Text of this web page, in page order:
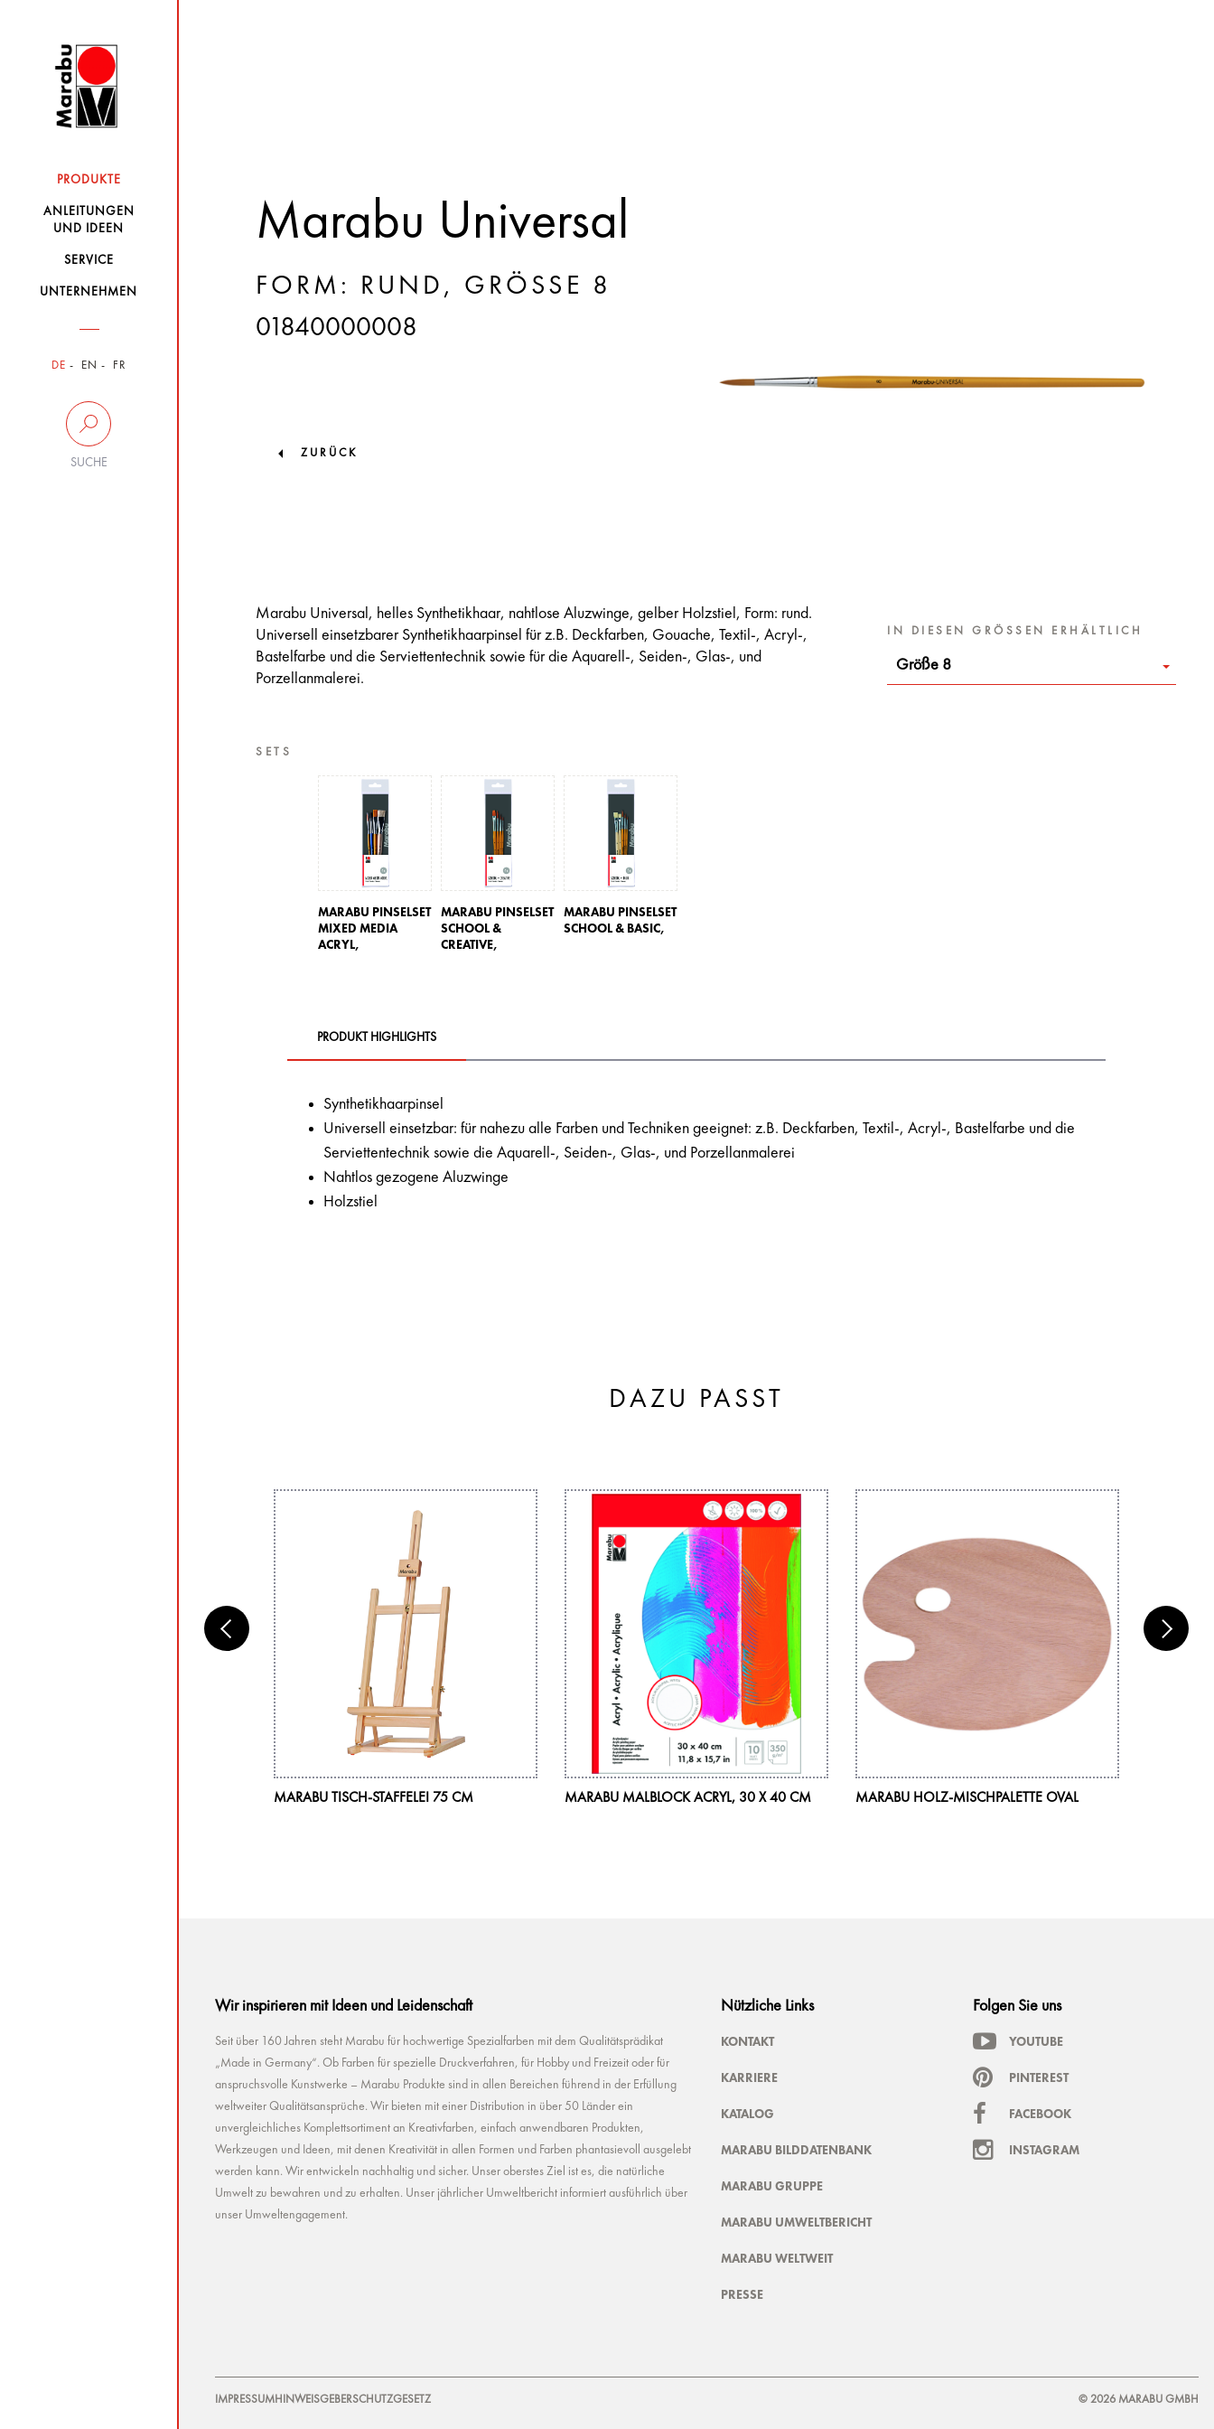
PRODUKTE
ANLEITUNGEN
UND IDEEN
SERVICE
UNTERNEHMEN
DE EN FR
SUCHE
Marabu Universal
FORM: RUND, GRÖSSE 8
01840000008
ZURÜCK
Marabu Universal, helles Synthetikhaar, nahtlose Aluzwinge, gelber Holzstiel, Form: rund.
Universell einsetzbarer Synthetikhaarpinsel für z.B. Deckfarben, Gouache, Textil-, Acryl-,
Bastelfarbe und die Serviettentechnik sowie für die Aquarell-, Seiden-, Glas-, und
Porzellanmalerei.
SETS
MARABU PINSELSET
MIXED MEDIA
ACRYL,
MARABU PINSELSET
SCHOOL &
CREATIVE,
MARABU PINSELSET
SCHOOL & BASIC,
IN DIESEN GRÖSSEN ERHÄLTLICH
Größe 8
PRODUKT HIGHLIGHTS
Synthetikhaarpinsel
Universell einsetzbar: für nahezu alle Farben und Techniken geeignet: z.B. Deckfarben, Textil-, Acryl-, Bastelfarbe und die
Serviettentechnik sowie die Aquarell-, Seiden-, Glas-, und Porzellanmalerei
Nahtlos gezogene Aluzwinge
Holzstiel
DAZU PASST
MARABU TISCH-STAFFELEI 75 CM MARABU MALBLOCK ACRYL, 30 X 40 CM MARABU HOLZ-MISCHPALETTE OVAL
Wir inspirieren mit Ideen und Leidenschaft
Seit über 160 Jahren steht Marabu für hochwertige Spezialfarben mit dem Qualitätsprädikat
„Made in Germany“. Ob Farben für spezielle Druckverfahren, für Hobby und Freizeit oder für
anspruchsvolle Kunstwerke – Marabu Produkte sind in allen Bereichen führend in der Erfüllung
weltweiter Qualitätsansprüche. Wir bieten mit einer Distribution in über 50 Länder ein
unvergleichliches Komplettsortiment an Kreativfarben, einfach anwendbaren Produkten,
Werkzeugen und Ideen, mit denen Kreativität in allen Formen und Farben phantasievoll ausgelebt
werden kann. Wir entwickeln nachhaltig und sicher. Unser oberstes Ziel ist es, die natürliche
Umwelt zu bewahren und zu erhalten. Unser jährlicher Umweltbericht informiert ausführlich über
unser Umweltengagement.
Nützliche Links
KONTAKT
KARRIERE
KATALOG
MARABU BILDDATENBANK
MARABU GRUPPE
MARABU UMWELTBERICHT
MARABU WELTWEIT
PRESSE
Folgen Sie uns
YOUTUBE
PINTEREST
FACEBOOK
INSTAGRAM
IMPRESSUMHINWEISGEBERSCHUTZGESETZ © 2026 MARABU GMBH